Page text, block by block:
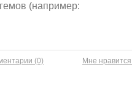
(например:
Mне нравится
(0)